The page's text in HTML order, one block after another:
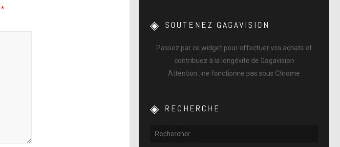
*
SOUTENEZ GAGAVISION
Passez par ce widget pour effectuer vos achats et
contribuez à la longévité de Gagavision
Attention : ne fonctionne pas sous Chrome
RECHERCHE